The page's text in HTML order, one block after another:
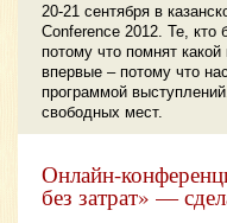
20-21 сентября в
Conference 2012. Те,
потому что помнят
впервые – потому что
программой
свободных мест.
Онлайн-
без затрат» —